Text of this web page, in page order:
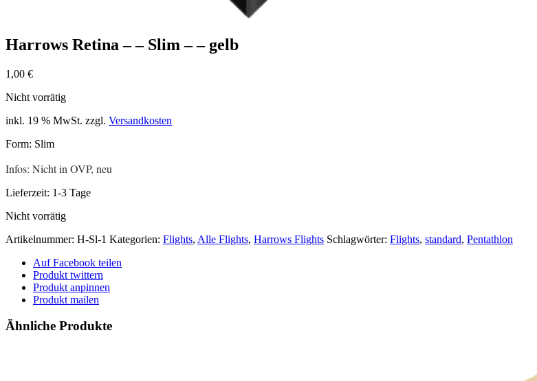
Harrows Retina – – Slim – – gelb
1,00 €
Nicht vorrätig
inkl. 19 % MwSt. zzgl. Versandkosten
Form: Slim
Infos: Nicht in OVP, neu
Lieferzeit: 1-3 Tage
Nicht vorrätig
Artikelnummer: H-Sl-1 Kategorien: Flights, Alle Flights, Harrows Flights Schlagwörter: Flights, standard, Pentathlon
Auf Facebook teilen
Produkt twittern
Produkt anpinnen
Produkt mailen
Ähnliche Produkte